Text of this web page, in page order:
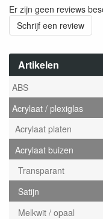
Artikelen
ABS
Acrylaat / plexiglas
Acrylaat platen
Acrylaat buizen
Transparant
Satijn
Melkwit / opaal
Er zijn geen reviews
Schrijf een review